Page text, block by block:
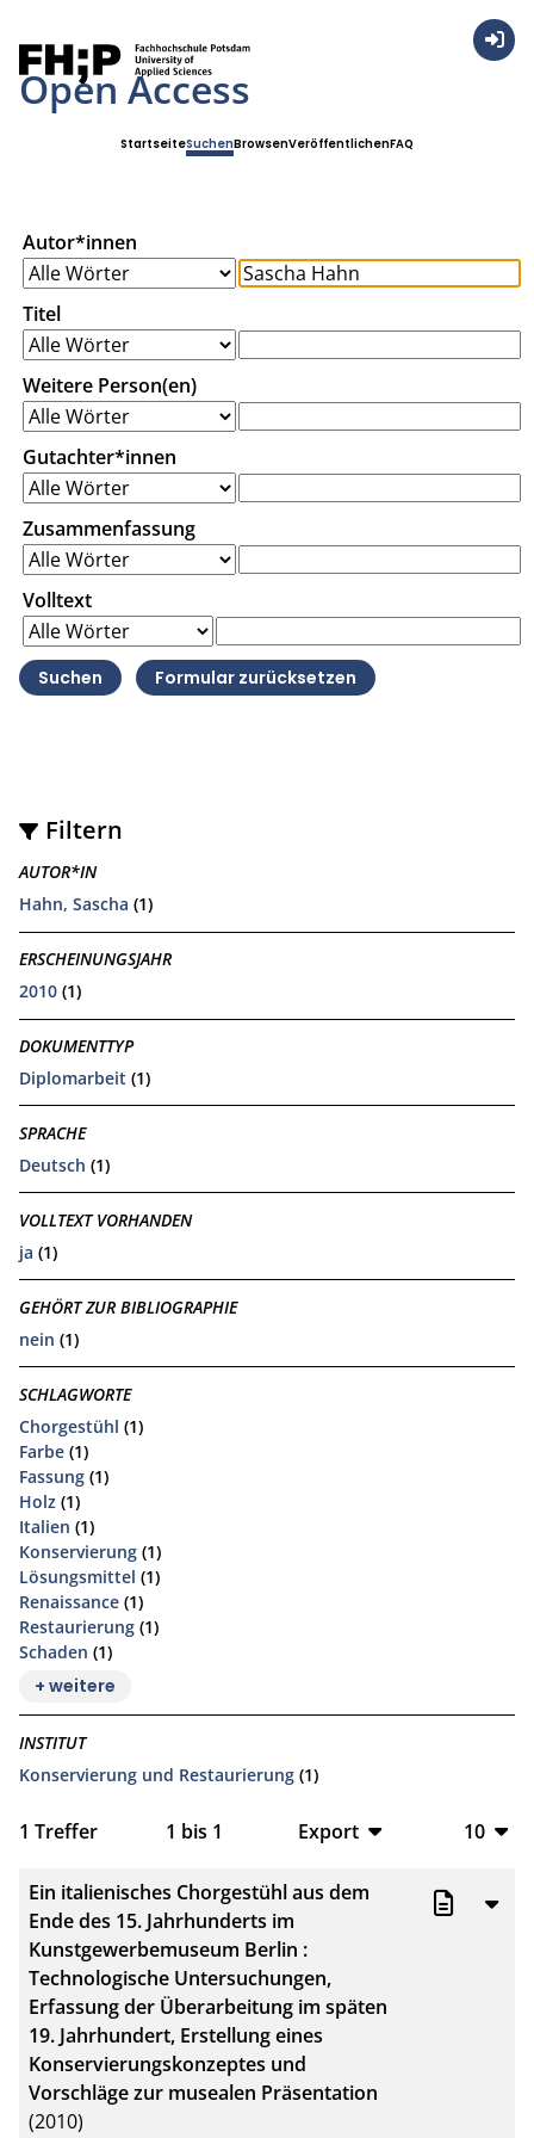
Open Access
StartseiteSuchenBrowsenVeröffentlichenFAQ
Autor*innen
Titel
Weitere Person(en)
Gutachter*innen
Zusammenfassung
Volltext
Filtern
AUTOR*IN
Hahn, Sascha (1)
ERSCHEINUNGSJAHR
2010 (1)
DOKUMENTTYP
Diplomarbeit (1)
SPRACHE
Deutsch (1)
VOLLTEXT VORHANDEN
ja (1)
GEHÖRT ZUR BIBLIOGRAPHIE
nein (1)
SCHLAGWORTE
Chorgestühl (1)
Farbe (1)
Fassung (1)
Holz (1)
Italien (1)
Konservierung (1)
Lösungsmittel (1)
Renaissance (1)
Restaurierung (1)
Schaden (1)
+ weitere
INSTITUT
Konservierung und Restaurierung (1)
1 Treffer 1 bis 1
Export
XML
10
20
Ein italienisches Chorgestühl aus dem
Ende des 15. Jahrhunderts im
Kunstgewerbemuseum Berlin :
Technologische Untersuchungen,
Erfassung der Überarbeitung im späten
19. Jahrhundert, Erstellung eines
Konservierungskonzeptes und
Vorschläge zur musealen Präsentation
(2010)